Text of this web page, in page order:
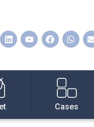
Cases